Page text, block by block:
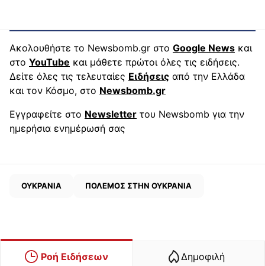
Ακολουθήστε το Newsbomb.gr στο Google News και
στο YouTube και μάθετε πρώτοι όλες τις ειδήσεις.
Δείτε όλες τις τελευταίες Ειδήσεις από την Ελλάδα
και τον Κόσμο, στο Newsbomb.gr
Εγγραφείτε στο Newsletter του Newsbomb για την
ημερήσια ενημέρωσή σας
ΟΥΚΡΑΝΙΑ ΠΟΛΕΜΟΣ ΣΤΗΝ ΟΥΚΡΑΝΙΑ
Ροή Ειδήσεων Δημοφιλή